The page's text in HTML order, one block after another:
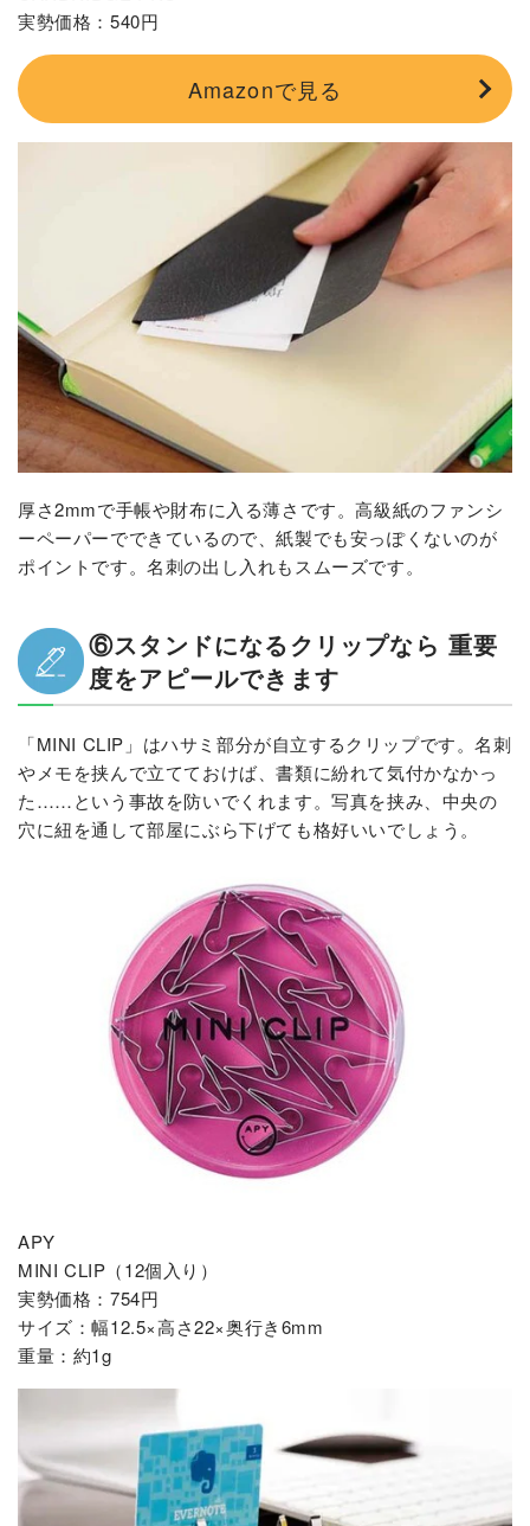
実勢価格：540円
Amazonで見る
厚さ2mmで手帳や財布に入る薄さです。高級紙のファンシ
ーペーパーでできているので、紙製でも安っぽくないのが
ポイントです。名刺の出し入れもスムーズです。
⑥スタンドになるクリップなら 重要
度をアピールできます
「MINI CLIP」はハサミ部分が自立するクリップです。名刺
やメモを挟んで立てておけば、書類に紛れて気付かなかっ
た……という事故を防いでくれます。写真を挟み、中央の
穴に紐を通して部屋にぶら下げても格好いいでしょう。
APY
MINI CLIP（12個入り）
実勢価格：754円
サイズ：幅12.5×高さ22×奥行き6mm
重量：約1g